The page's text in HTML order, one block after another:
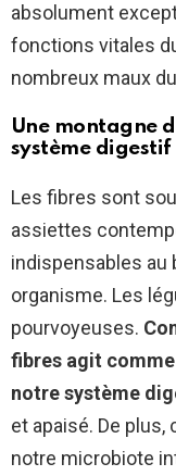
absolument
fonctions vitales
nombreux maux
Une montagne
système
Les fibres sont
assiettes
indispensables
organisme. Les
pourvoyeuses.
fibres agit
notre système
et apaisé. De
notre microbiote